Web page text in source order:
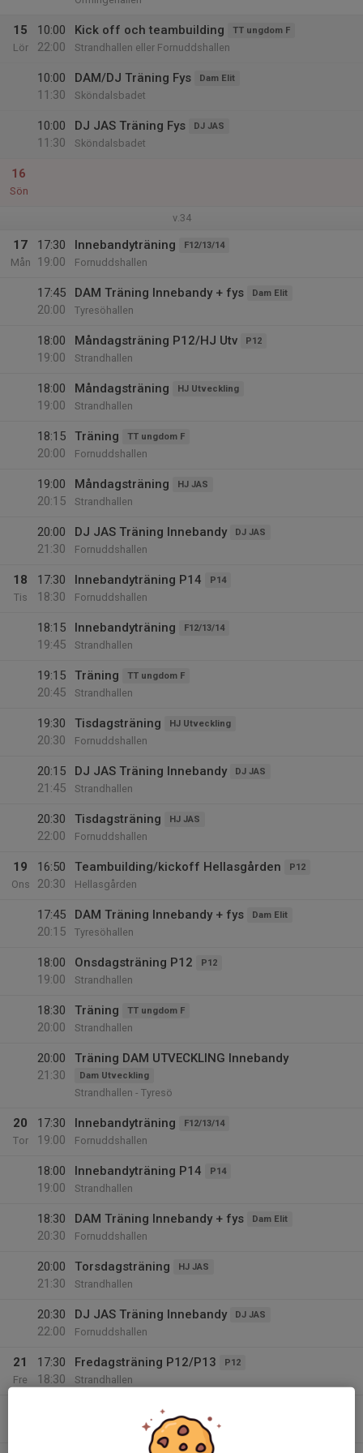
15
Lör
10:00
22:00
Kick off och teambuilding TT ungdom F
Strandhallen eller Fornuddshallen
10:00
11:30
DAM/DJ Träning Fys Dam Elit
Sköndalsbadet
10:00
11:30
DJ JAS Träning Fys DJ JAS
Sköndalsbadet
16
Sön
v.34
17
Mån
17:30
19:00
Innebandyträning F12/13/14
Fornuddshallen
17:45
20:00
DAM Träning Innebandy + fys Dam Elit
Tyresöhallen
18:00
19:00
Måndagsträning P12/HJ Utv P12
Strandhallen
18:00
19:00
Måndagsträning HJ Utveckling
Strandhallen
18:15
20:00
Träning TT ungdom F
Fornuddshallen
19:00
20:15
Måndagsträning HJ JAS
Strandhallen
20:00
21:30
DJ JAS Träning Innebandy DJ JAS
Fornuddshallen
18
Tis
17:30
18:30
Innebandyträning P14 P14
Fornuddshallen
18:15
19:45
Innebandyträning F12/13/14
Strandhallen
19:15
20:45
Träning TT ungdom F
Strandhallen
19:30
20:30
Tisdagsträning HJ Utveckling
Fornuddshallen
20:15
21:45
DJ JAS Träning Innebandy DJ JAS
Strandhallen
20:30
22:00
Tisdagsträning HJ JAS
Fornuddshallen
19
Ons
16:50
20:30
Teambuilding/kickoff Hellasgården P12
Hellasgården
17:45
20:15
DAM Träning Innebandy + fys Dam Elit
Tyresöhallen
18:00
19:00
Onsdagsträning P12 P12
Strandhallen
18:30
20:00
Träning TT ungdom F
Strandhallen
20:00
21:30
Träning DAM UTVECKLING Innebandy
Dam Utveckling
Strandhallen - Tyresö
20
Tor
17:30
19:00
Innebandyträning F12/13/14
Fornuddshallen
18:00
19:00
Innebandyträning P14 P14
Strandhallen
18:30
20:30
DAM Träning Innebandy + fys Dam Elit
Fornuddshallen
20:00
21:30
Torsdagsträning HJ JAS
Strandhallen
20:30
22:00
DJ JAS Träning Innebandy DJ JAS
Fornuddshallen
21
Fre
17:30
18:30
Fredagsträning P12/P13 P12
Strandhallen
Fredagsträning